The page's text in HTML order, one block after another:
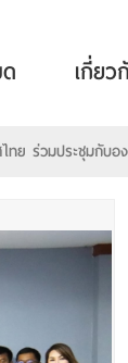
เกี่ยว
ทย ร่วมประชุมกับ